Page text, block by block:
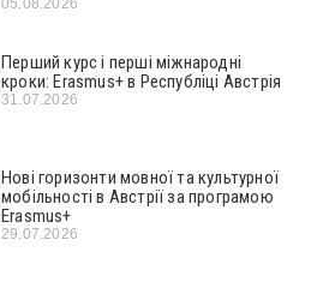
Перший курс і перші міжнародні
кроки: Erasmus+ в Республіці Австрія
31.07.2026
Нові горизонти мовної та культурної
мобільності в Австрії за програмою
Erasmus+
29.07.2026